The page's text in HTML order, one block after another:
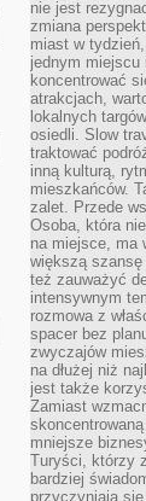
nie jest
zmiana
miast w
jednym miejscu
koncentrować
atrakcjach,
lokalnych
osiedli. Slow
traktować
inną kulturą,
mieszkańców.
zalet. Przede
Osoba, która
na miejsce, ma
większą szansę
też zauważyć
intensywnym
rozmowa z
spacer bez
zwyczajów
na dłużej niż
jest także
Zamiast
mniejsze
Turyści, którzy
bardziej
przyczyniają